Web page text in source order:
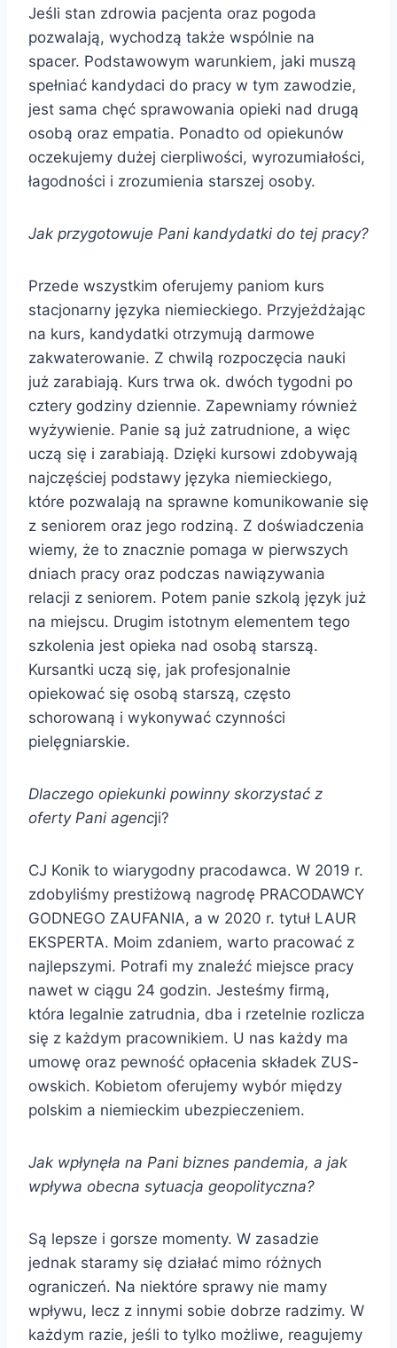
Jeśli stan zdrowia pacjenta oraz pogoda
pozwalają, wychodzą także wspólnie na
spacer. Podstawowym warunkiem, jaki muszą
spełniać kandydaci do pracy w tym zawodzie,
jest sama chęć sprawowania opieki nad drugą
osobą oraz empatia. Ponadto od opiekunów
oczekujemy dużej cierpliwości, wyrozumiałości,
łagodności i zrozumienia starszej osoby.
Jak przygotowuje Pani kandydatki do tej pracy?
Przede wszystkim oferujemy paniom kurs
stacjonarny języka niemieckiego. Przyjeżdżając
na kurs, kandydatki otrzymują darmowe
zakwaterowanie. Z chwilą rozpoczęcia nauki
już zarabiają. Kurs trwa ok. dwóch tygodni po
cztery godziny dziennie. Zapewniamy również
wyżywienie. Panie są już zatrudnione, a więc
uczą się i zarabiają. Dzięki kursowi zdobywają
najczęściej podstawy języka niemieckiego,
które pozwalają na sprawne komunikowanie się
z seniorem oraz jego rodziną. Z doświadczenia
wiemy, że to znacznie pomaga w pierwszych
dniach pracy oraz podczas nawiązywania
relacji z seniorem. Potem panie szkolą język już
na miejscu. Drugim istotnym elementem tego
szkolenia jest opieka nad osobą starszą.
Kursantki uczą się, jak profesjonalnie
opiekować się osobą starszą, często
schorowaną i wykonywać czynności
pielęgniarskie.
Dlaczego opiekunki powinny skorzystać z
oferty Pani agencji?
CJ Konik to wiarygodny pracodawca. W 2019 r.
zdobyliśmy prestiżową nagrodę PRACODAWCY
GODNEGO ZAUFANIA, a w 2020 r. tytuł LAUR
EKSPERTA. Moim zdaniem, warto pracować z
najlepszymi. Potrafi my znaleźć miejsce pracy
nawet w ciągu 24 godzin. Jesteśmy firmą,
która legalnie zatrudnia, dba i rzetelnie rozlicza
się z każdym pracownikiem. U nas każdy ma
umowę oraz pewność opłacenia składek ZUS-
owskich. Kobietom oferujemy wybór między
polskim a niemieckim ubezpieczeniem.
Jak wpłynęła na Pani biznes pandemia, a jak
wpływa obecna sytuacja geopolityczna?
Są lepsze i gorsze momenty. W zasadzie
jednak staramy się działać mimo różnych
ograniczeń. Na niektóre sprawy nie mamy
wpływu, lecz z innymi sobie dobrze radzimy. W
każdym razie, jeśli to tylko możliwe, reagujemy